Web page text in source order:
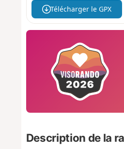
Télécharger le GPX
Description de la